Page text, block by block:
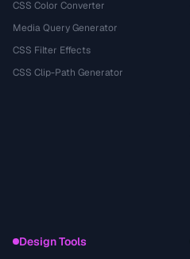
CSS Color Converter
Media Query Generator
CSS Filter Effects
CSS Clip-Path Generator
Design Tools